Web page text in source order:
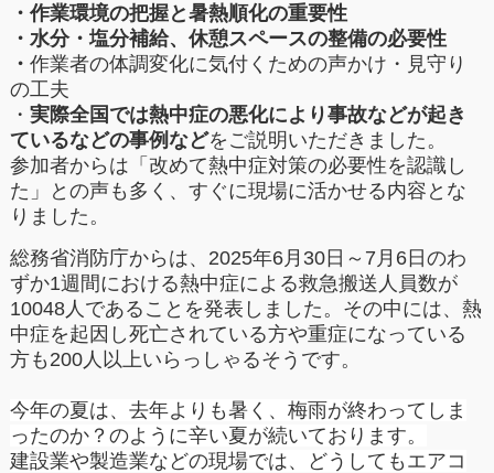
・作業環境の把握と暑熱順化の重要性
・水分・塩分補給、休憩スペースの整備の必要性
・ 作業者の体調変化に気付くための声かけ・見守り
の工夫
・ 実際全国では熱中症の悪化により事故などが起き
ているなどの事例などをご説明いただきました。
参加者からは「改めて熱中症対策の必要性を認識し
た」との声も多く、すぐに現場に活かせる内容とな
りました。
総務省消防庁からは、2025年6月30日～7月6日のわ
ずか1週間における熱中症による救急搬送人員数が
10048人であることを発表しました。その中には、熱
中症を起因し死亡されている方や重症になっている
方も200人以上いらっしゃるそうです。
今年の夏は、去年よりも暑く、梅雨が終わってしま
ったのか？のように辛い夏が続いております。
建設業や製造業などの現場では、どうしてもエアコ